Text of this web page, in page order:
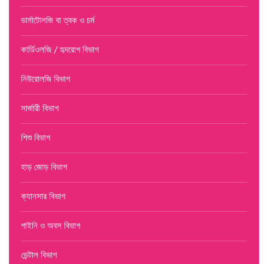
ডার্মাটোলজি বা ত্বক ও চর্ম
কার্ডিওলজি / হৃদরোগ বিভাগ
নিউরোলজি বিভাগ
সার্জারী বিভাগ
শিশু বিভাগ
হাড় জোড় বিভাগ
ক্যানসার বিভাগ
গাইনি ও অবস বিভাগ
ডেন্টাল বিভাগ